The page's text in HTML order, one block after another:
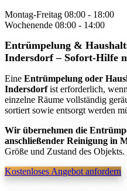
Montag-Freitag 08:00 - 18:00
Wochenende 08:00 - 14:00
Entrümpelung &
Indersdorf– Sofort-Hilfe
Eine Entrümpelung oder
Indersdorfist erforderlich,
einzelne Räume vollständig
sortiert sowie entsorgt werden
Wir übernehmen die
anschließender Reinigung in
Größe und Zustand des Objekts.
Kostenloses Angebot anfordern